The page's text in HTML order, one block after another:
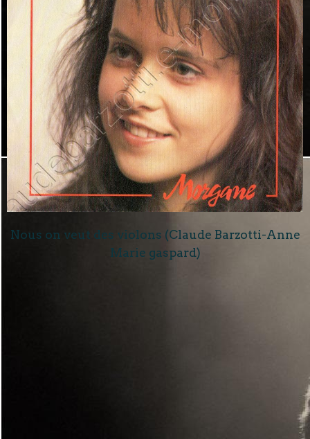
Nous on veut des violons (Claude Barzotti-Anne
Marie gaspard)